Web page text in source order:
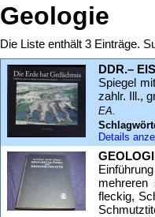
Geologie
Die Liste enthält 3 Einträge.
DDR.–
Spiegel
zahlr. Ill.,
EA.
Details
mehreren
fleckig,